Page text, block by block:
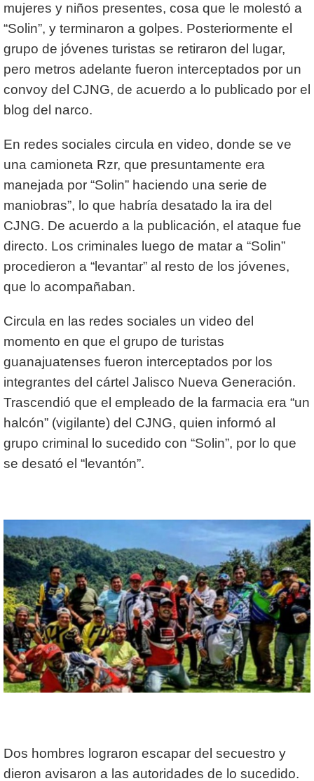
mujeres y niños presentes, cosa que le molestó a
“Solin”, y terminaron a golpes. Posteriormente el
grupo de jóvenes turistas se retiraron del lugar,
pero metros adelante fueron interceptados por un
convoy del CJNG, de acuerdo a lo publicado por el
blog del narco.
En redes sociales circula en video, donde se ve
una camioneta Rzr, que presuntamente era
manejada por “Solin” haciendo una serie de
maniobras”, lo que habría desatado la ira del
CJNG. De acuerdo a la publicación, el ataque fue
directo. Los criminales luego de matar a “Solin”
procedieron a “levantar” al resto de los jóvenes,
que lo acompañaban.
Circula en las redes sociales un video del
momento en que el grupo de turistas
guanajuatenses fueron interceptados por los
integrantes del cártel Jalisco Nueva Generación.
Trascendió que el empleado de la farmacia era “un
halcón” (vigilante) del CJNG, quien informó al
grupo criminal lo sucedido con “Solin”, por lo que
se desató el “levantón”.
Dos hombres lograron escapar del secuestro y
dieron avisaron a las autoridades de lo sucedido.